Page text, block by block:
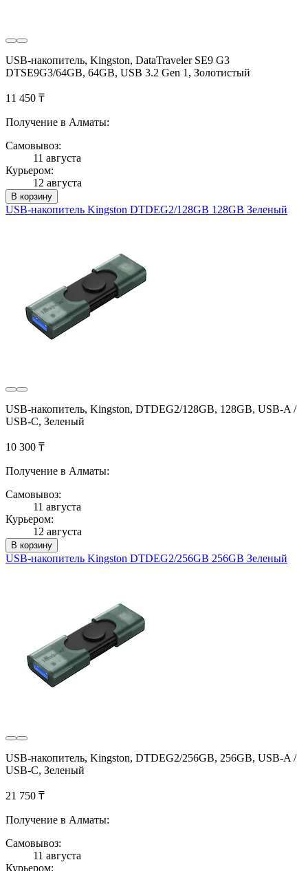
USB-накопитель, Kingston, DataTraveler SE9 G3
DTSE9G3/64GB, 64GB, USB 3.2 Gen 1, Золотистый
11 450 ₸
Получение в Алматы:
Самовывоз:
11 августа
Курьером:
12 августа
В корзину
USB-накопитель Kingston DTDEG2/128GB 128GB Зеленый
USB-накопитель, Kingston, DTDEG2/128GB, 128GB, USB-A /
USB-C, Зеленый
10 300 ₸
Получение в Алматы:
Самовывоз:
11 августа
Курьером:
12 августа
В корзину
USB-накопитель Kingston DTDEG2/256GB 256GB Зеленый
USB-накопитель, Kingston, DTDEG2/256GB, 256GB, USB-A /
USB-C, Зеленый
21 750 ₸
Получение в Алматы:
Самовывоз:
11 августа
Курьером: